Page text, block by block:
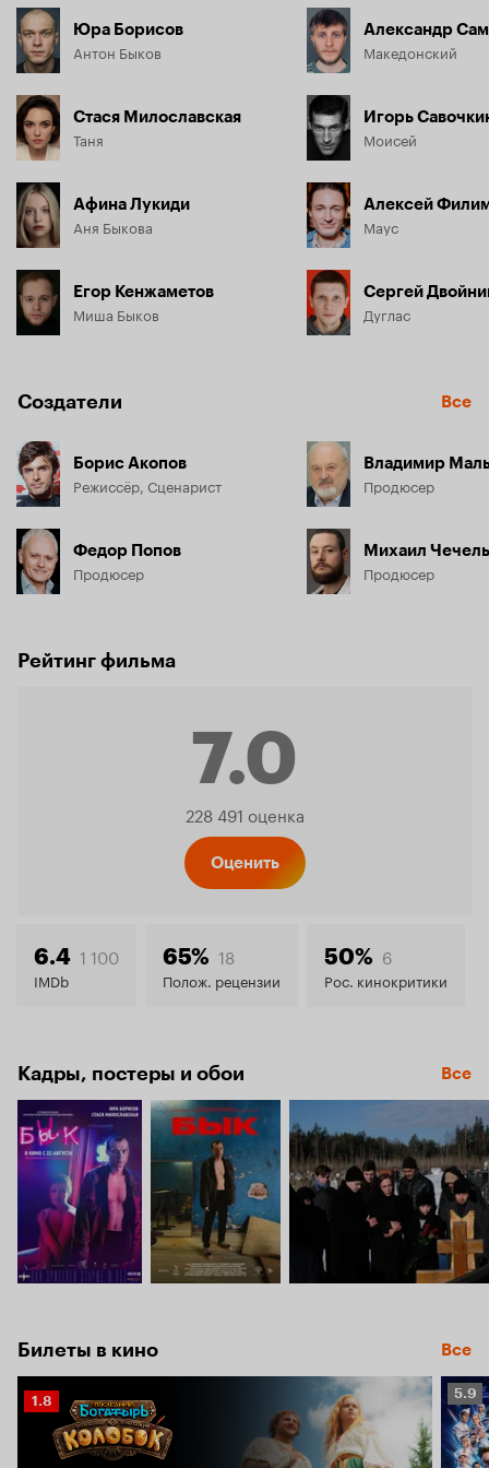
Юра Борисов
Антон Быков
Стася Милославская
Таня
Афина Лукиди
Аня Быкова
Егор Кенжаметов
Миша Быков
Александр
Македонский
Игорь
Моисей
Алексей
Маус
Сергей
Дуглас
Создатели Все
Борис Акопов
Режиссёр, Сценарист
Федор Попов
Продюсер
Владимир
Продюсер
Михаил
Продюсер
Рейтинг фильма
7.0
Рейтинг
7.0
228 491 оценка
Оценить
6.4 1 100
IMDb
65% 18
Полож. рецензии
50% 6
Рос. кинокритики
Кадры, постеры и обои Все
Билеты в кино Все
Рейтинг
Кинопоиска
1.8
5.9
5.9